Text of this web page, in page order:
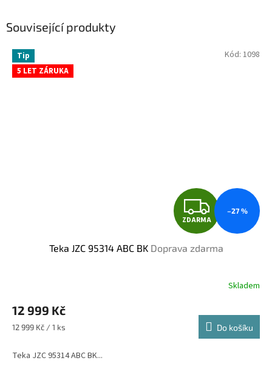
Související produkty
Tip
5 LET ZÁRUKA
Z
D
A
M
A
ZDARMA
–27 %
Teka JZC 95314 ABC BK Doprava zdarma
produktu
je
4,4
5
Skladem
12 999 Kč
Měrná
12 999 Kč / 1 ks Do košíku
Teka JZC 95314 ABC BK...
Kód: 1098